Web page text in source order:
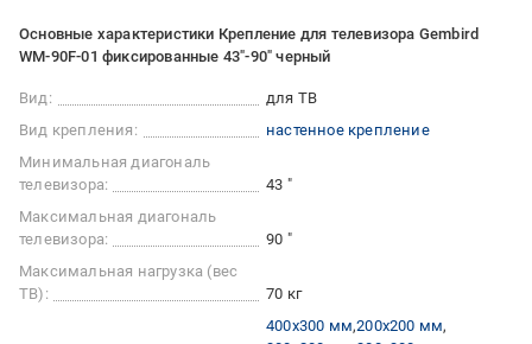
Основные характеристики Крепление для телевизора Gembird
WM-90F-01 фиксированные 43"-90" черный
Вид:
для ТВ
Вид крепления:
настенное крепление
Минимальная диагональ
телевизора:
43 "
Максимальная диагональ
телевизора:
90 "
Максимальная нагрузка (вес
ТВ):
70 кг
400x300 мм 200x200 мм